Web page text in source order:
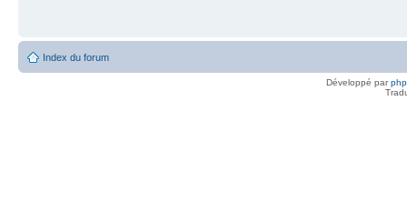
Index du forum
Développé par